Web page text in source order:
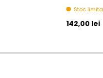
Stoc
Pret initial
142,00 lei